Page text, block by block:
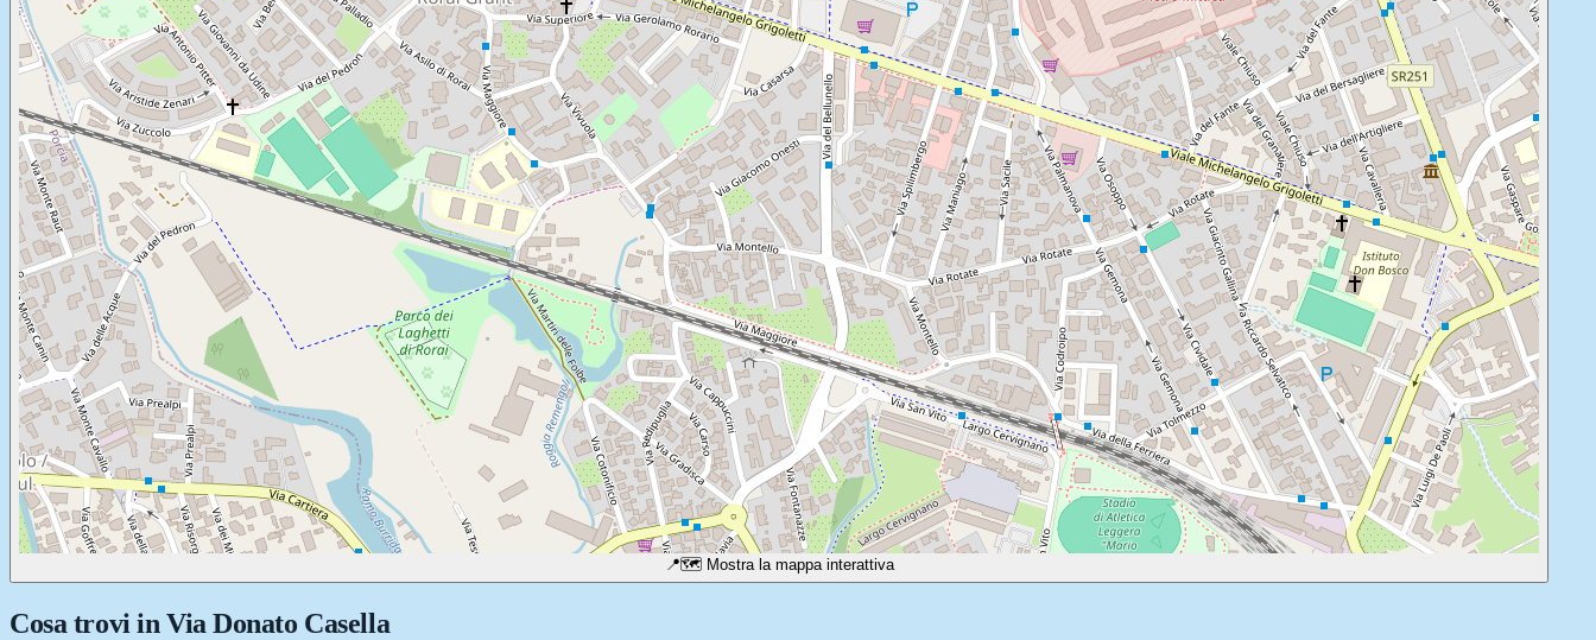
📍🗺️ Mostra la mappa interattiva
Cosa trovi in Via Donato Casella